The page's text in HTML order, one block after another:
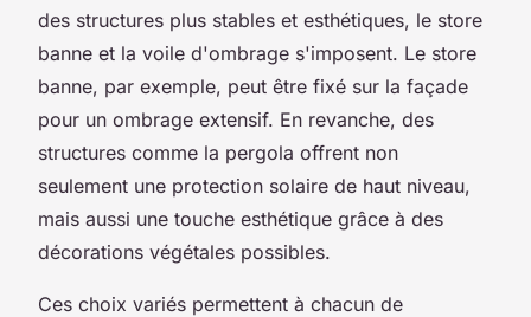
des structures plus stables et esthétiques, le store
banne et la voile d'ombrage s'imposent. Le store
banne, par exemple, peut être fixé sur la façade
pour un ombrage extensif. En revanche, des
structures comme la pergola offrent non
seulement une protection solaire de haut niveau,
mais aussi une touche esthétique grâce à des
décorations végétales possibles.
Ces choix variés permettent à chacun de